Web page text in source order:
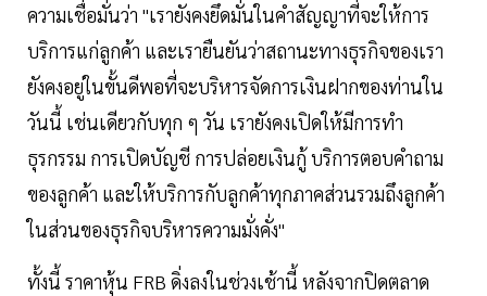
ความเชื่อมั่นว่า "เรายังคงยึดมั่นในคำสัญญาที่จะให้การ
บริการแก่ลูกค้า และเรายืนยันว่าสถานะทางธุรกิจของเรา
ยังคงอยู่ในขั้นดีพอที่จะบริหารจัดการเงินฝากของท่านใน
วันนี้ เช่นเดียวกับทุก ๆ วัน เรายังคงเปิดให้มีการทำ
ธุรกรรม การเปิดบัญชี การปล่อยเงินกู้ บริการตอบคำถาม
ของลูกค้า และให้บริการกับลูกค้าทุกภาคส่วนรวมถึงลูกค้า
ในส่วนของธุรกิจบริหารความมั่งคั่ง"
ทั้งนี้ ราคาหุ้น FRB ดิ่งลงในช่วงเช้านี้ หลังจากปิดตลาด